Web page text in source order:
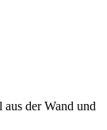
der Wand und